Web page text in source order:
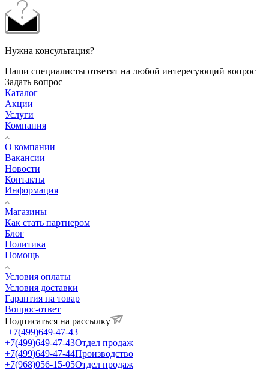
Нужна консультация?
Наши специалисты ответят на любой интересующий вопрос
Задать вопрос
Каталог
Акции
Услуги
Компания
О компании
Вакансии
Новости
Контакты
Информация
Магазины
Как стать партнером
Блог
Политика
Помощь
Условия оплаты
Условия доставки
Гарантия на товар
Вопрос-ответ
Подписаться на рассылку
+7(499)649-47-43
+7(499)649-47-43Отдел продаж
+7(499)649-47-44Производство
+7(968)056-15-05Отдел продаж